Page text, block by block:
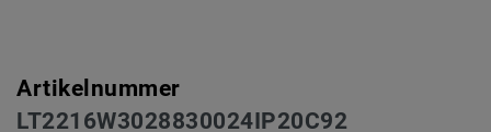
Artikelnummer
LT2216W3028830024IP20C92